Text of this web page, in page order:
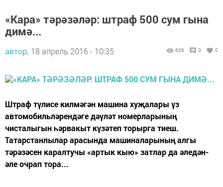
«Кара» тәрәзәләр: штраф 500 сум гына
димә...
автор, 18 апрель 2016 - 10:35 636 0 0
Штраф түлисе килмәгән машина хуҗалары үз
автомобильләрендәге дәүләт номерларының
чисталыгын һәрвакыт күзәтеп торырга тиеш.
Татарстанлылар арасында машиналарының алгы
тәрәзәсен каралтучы «артык кыю» затлар да әледән-
әле очрап тора...